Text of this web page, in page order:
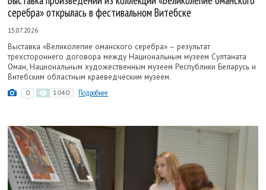
серебра» открылась в фестивальном Витебске
15.07.2026
Выставка «Великолепие оманского серебра» – результат
трехстороннего договора между Национальным музеем Султаната
Оман, Национальным художественным музеем Республики Беларусь и
Витебским областным краеведческим музеем.
0 1040 Подробнее